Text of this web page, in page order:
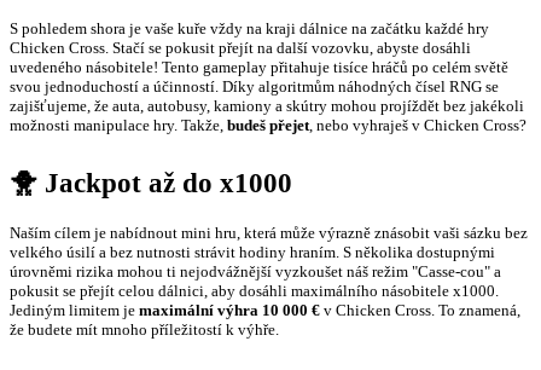
S pohledem shora je vaše kuře vždy na kraji dálnice na začátku každé hry
Chicken Cross. Stačí se pokusit přejít na další vozovku, abyste dosáhli
uvedeného násobitele! Tento gameplay přitahuje tisíce hráčů po celém světě
svou jednoduchostí a účinností. Díky algoritmům náhodných čísel RNG se
zajišťujeme, že auta, autobusy, kamiony a skútry mohou projíždět bez jakékoli
možnosti manipulace hry. Takže, budeš přejet, nebo vyhraješ v Chicken Cross?
🐥 Jackpot až do x1000
Naším cílem je nabídnout mini hru, která může výrazně znásobit vaši sázku bez
velkého úsilí a bez nutnosti strávit hodiny hraním. S několika dostupnými
úrovněmi rizika mohou ti nejodvážnější vyzkoušet náš režim "Casse-cou" a
pokusit se přejít celou dálnici, aby dosáhli maximálního násobitele x1000.
Jediným limitem je maximální výhra 10 000 € v Chicken Cross. To znamená,
že budete mít mnoho příležitostí k výhře.